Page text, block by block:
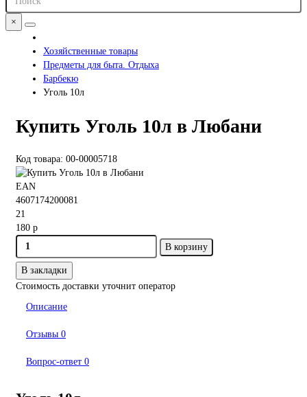
×
Хозяйственные товары
Предметы для быта. Отдыха
Барбекю
Уголь 10л
Купить Уголь 10л в Любани
Код товара: 00-00005718
EAN
4607174200081
21
180 р
В корзину
В закладки
Стоимость доставки уточнит оператор
Описание
Отзывы 0
Вопрос-ответ 0